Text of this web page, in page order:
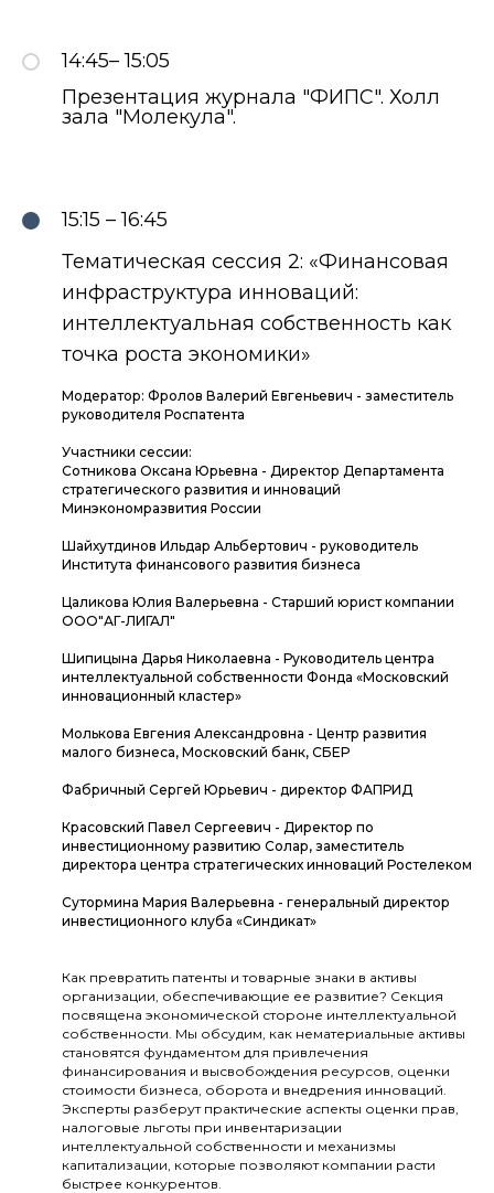
14:45– 15:05
Презентация журнала "ФИПС". Холл
зала "Молекула".
15:15 – 16:45
Тематическая сессия 2: «Финансовая
инфраструктура инноваций:
интеллектуальная собственность как
точка роста экономики»
Модератор: Фролов Валерий Евгеньевич - заместитель
руководителя Роспатента
Участники сессии:
Сотникова Оксана Юрьевна - Директор Департамента
стратегического развития и инноваций
Минэкономразвития России
Шайхутдинов Ильдар Альбертович - руководитель
Института финансового развития бизнеса
Цаликова Юлия Валерьевна - Старший юрист компании
ООО"АГ-ЛИГАЛ"
Шипицына Дарья Николаевна - Руководитель центра
интеллектуальной собственности Фонда «Московский
инновационный кластер»
Молькова Евгения Александровна - Центр развития
малого бизнеса, Московский банк, СБЕР
Фабричный Сергей Юрьевич - директор ФАПРИД
Красовский Павел Сергеевич - Директор по
инвестиционному развитию Солар, заместитель
директора центра стратегических инноваций Ростелеком
Сутормина Мария Валерьевна - генеральный директор
инвестиционного клуба «Синдикат»
Как превратить патенты и товарные знаки в активы
организации, обеспечивающие ее развитие? Секция
посвящена экономической стороне интеллектуальной
собственности. Мы обсудим, как нематериальные активы
становятся фундаментом для привлечения
финансирования и высвобождения ресурсов, оценки
стоимости бизнеса, оборота и внедрения инноваций.
Эксперты разберут практические аспекты оценки прав,
налоговые льготы при инвентаризации
интеллектуальной собственности и механизмы
капитализации, которые позволяют компании расти
быстрее конкурентов.